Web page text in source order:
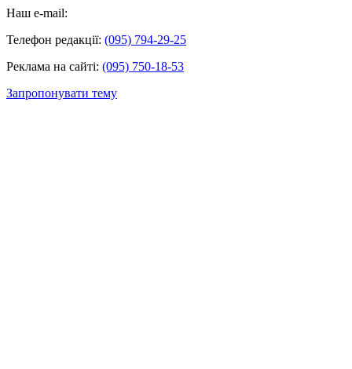
Наш e-mail:
Телефон редакції: (095) 794-29-25
Реклама на сайті: (095) 750-18-53
Запропонувати тему